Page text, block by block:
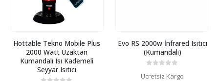
Hottable Tekno Mobile Plus
2000 Watt Uzaktan
Kumandalı Isı Kademeli
Seyyar Isıtıcı
Evo RS 2000w İnfrared Isıtıcı
(Kumandalı)
Ücretsiz Kargo